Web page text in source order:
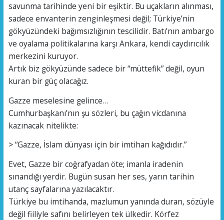
savunma tarihinde yeni bir eşiktir. Bu uçakların alınması,
sadece envanterin zenginleşmesi değil; Türkiye’nin
gökyüzündeki bağımsızlığının tescilidir. Batı’nın ambargo
ve oyalama politikalarına karşı Ankara, kendi caydırıcılık
merkezini kuruyor.
Artık biz gökyüzünde sadece bir “müttefik” değil, oyun
kuran bir güç olacağız.
Gazze meselesine gelince…
Cumhurbaşkanı’nın şu sözleri, bu çağın vicdanına
kazınacak nitelikte:
> “Gazze, İslam dünyası için bir imtihan kağıdıdır.”
Evet, Gazze bir coğrafyadan öte; imanla iradenin
sınandığı yerdir. Bugün susan her ses, yarın tarihin
utanç sayfalarına yazılacaktır.
Türkiye bu imtihanda, mazlumun yanında duran, sözüyle
değil fiiliyle safını belirleyen tek ülkedir. Körfez